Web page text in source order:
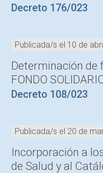
Decreto 176/023
Publicada/s el 10 de
Determinación de
FONDO
Decreto 108/023
Publicada/s el 20 de
Incorporación a
de Salud y al